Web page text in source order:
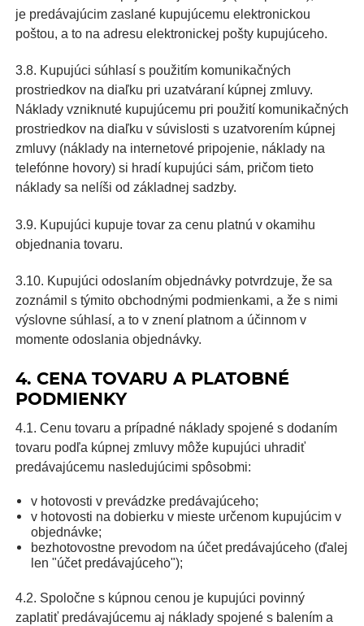
je predávajúcim zaslané kupujúcemu elektronickou
poštou, a to na adresu elektronickej pošty kupujúceho.
3.8. Kupujúci súhlasí s použitím komunikačných
prostriedkov na diaľku pri uzatváraní kúpnej zmluvy.
Náklady vzniknuté kupujúcemu pri použití komunikačných
prostriedkov na diaľku v súvislosti s uzatvorením kúpnej
zmluvy (náklady na internetové pripojenie, náklady na
telefónne hovory) si hradí kupujúci sám, pričom tieto
náklady sa nelíši od základnej sadzby.
3.9. Kupujúci kupuje tovar za cenu platnú v okamihu
objednania tovaru.
3.10. Kupujúci odoslaním objednávky potvrdzuje, že sa
zoznámil s týmito obchodnými podmienkami, a že s nimi
výslovne súhlasí, a to v znení platnom a účinnom v
momente odoslania objednávky.
4. CENA TOVARU A PLATOBNÉ
PODMIENKY
4.1. Cenu tovaru a prípadné náklady spojené s dodaním
tovaru podľa kúpnej zmluvy môže kupujúci uhradiť
predávajúcemu nasledujúcimi spôsobmi:
v hotovosti v prevádzke predávajúceho;
v hotovosti na dobierku v mieste určenom kupujúcim v
objednávke;
bezhotovostne prevodom na účet predávajúceho (ďalej
len "účet predávajúceho");
4.2. Spoločne s kúpnou cenou je kupujúci povinný
zaplatiť predávajúcemu aj náklady spojené s balením a